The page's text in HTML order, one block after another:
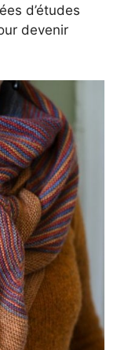
d’études
devenir